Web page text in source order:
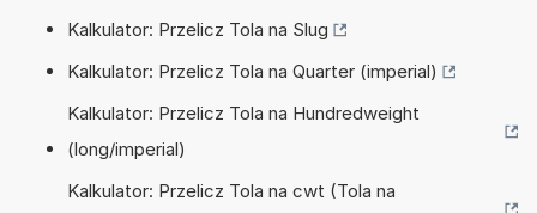
Kalkulator: Przelicz Tola na Slug
Kalkulator: Przelicz Tola na Quarter (imperial)
Kalkulator: Przelicz Tola na Hundredweight
(long/imperial)
Kalkulator: Przelicz Tola na cwt (Tola na